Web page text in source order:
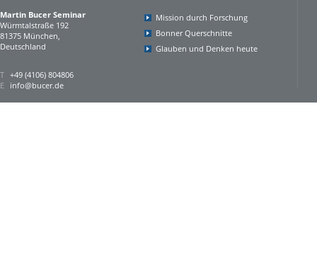
Martin Bucer Seminar
Würmtalstraße 192
81375 München,
Deutschland
T +49 (4106) 804806
E info@bucer.de
Mission durch Forschung
Bonner Querschnitte
Glauben und Denken heute